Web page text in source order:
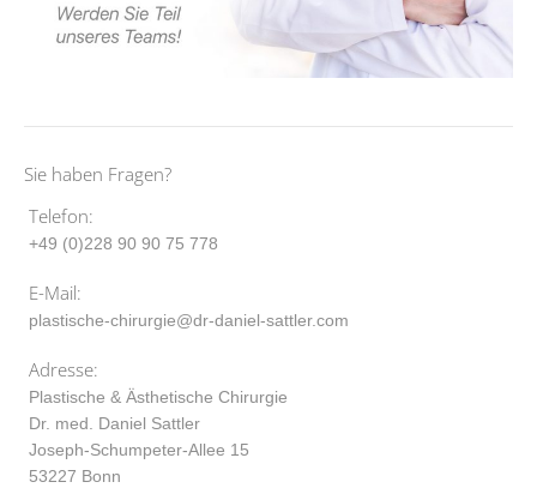
Sie haben Fragen?
Telefon:
+49 (0)228 90 90 75 778
E-Mail:
plastische-chirurgie@dr-daniel-sattler.com
Adresse:
Plastische & Ästhetische Chirurgie
Dr. med. Daniel Sattler
Joseph-Schumpeter-Allee 15
53227 Bonn